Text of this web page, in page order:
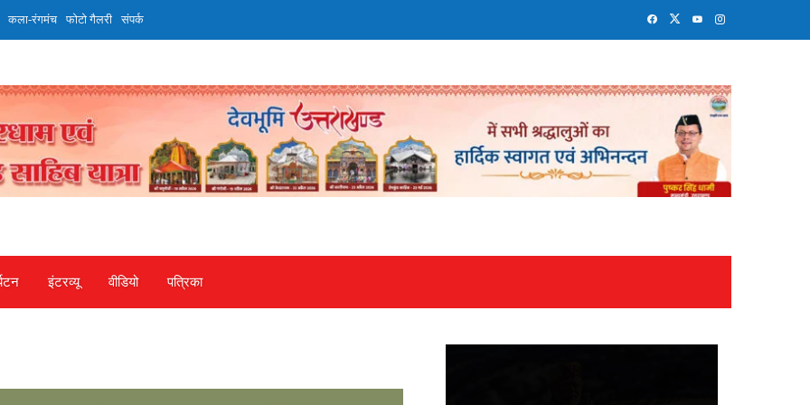
कला-रंगमंच फोटो गैलरी संपर्क
इंटरव्‍यू वीडियो पत्रिका